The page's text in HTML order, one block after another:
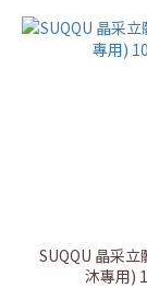
SUQQU 晶采
沐專用)